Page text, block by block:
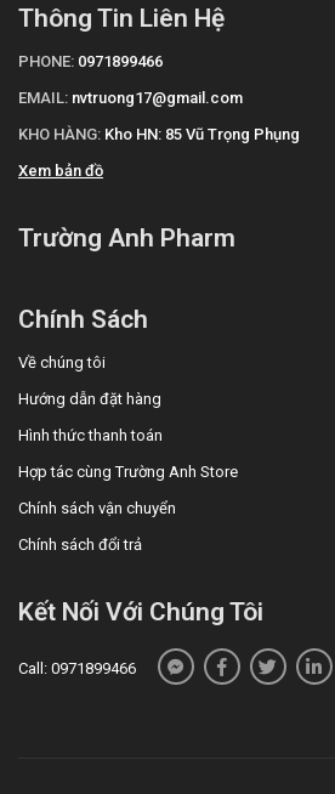
Thông Tin Liên Hệ
PHONE: 0971899466
EMAIL: nvtruong17@gmail.com
KHO HÀNG: Kho HN: 85 Vũ Trọng Phụng
Xem bản đồ
Trường Anh Pharm
Chính Sách
Về chúng tôi
Hướng dẫn đặt hàng
Hình thức thanh toán
Hợp tác cùng Trường Anh Store
Chính sách vận chuyển
Chính sách đổi trả
Kết Nối Với Chúng Tôi
Call: 0971899466